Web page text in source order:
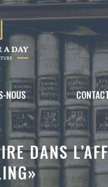
NOUS
DANS